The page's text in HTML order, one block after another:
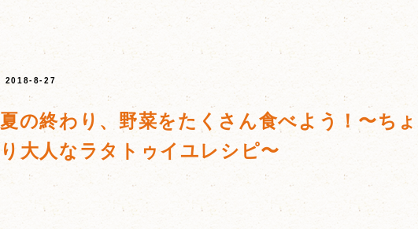
2018-8-27
夏の終わり、野菜をたくさん食べよう！〜ち
り大人なラタトゥイユレシピ〜